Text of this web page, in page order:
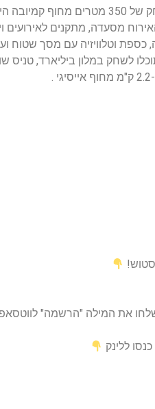
הדיל כולל טיסה ישירה לאנטליה שבטורקיה ומלון
שפועלים 24 שעות ביממה. יש במקום האירוח
וטלוויזיה עם מסך שטוח
לשחק במלון ביליארד, טניס
לווטסאפ 0549243053 או לחצו על
ללינק